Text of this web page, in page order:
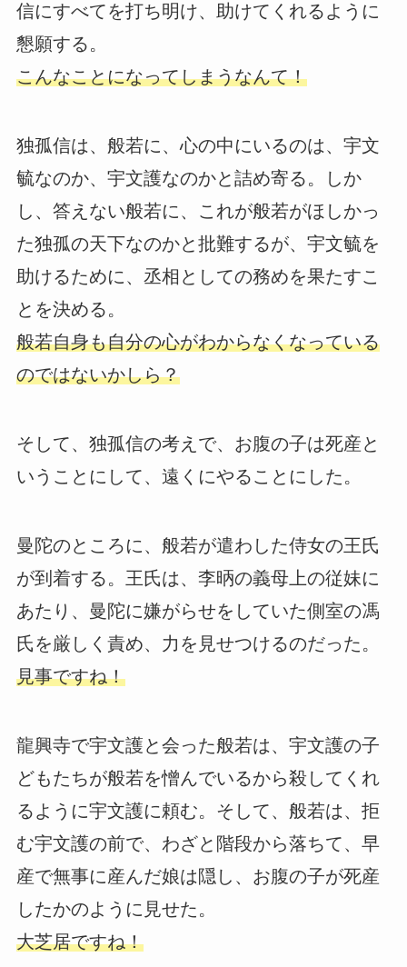
信にすべてを打ち明け、助けてくれるように
懇願する。
こんなことになってしまうなんて！
独孤信は、般若に、心の中にいるのは、宇文
毓なのか、宇文護なのかと詰め寄る。しか
し、答えない般若に、これが般若がほしかっ
た独孤の天下なのかと批難するが、宇文毓を
助けるために、丞相としての務めを果たすこ
とを決める。
般若自身も自分の心がわからなくなっている
のではないかしら？
そして、独孤信の考えで、お腹の子は死産と
いうことにして、遠くにやることにした。
曼陀のところに、般若が遣わした侍女の王氏
が到着する。王氏は、李昞の義母上の従妹に
あたり、曼陀に嫌がらせをしていた側室の馮
氏を厳しく責め、力を見せつけるのだった。
見事ですね！
龍興寺で宇文護と会った般若は、宇文護の子
どもたちが般若を憎んでいるから殺してくれ
るように宇文護に頼む。そして、般若は、拒
む宇文護の前で、わざと階段から落ちて、早
産で無事に産んだ娘は隠し、お腹の子が死産
したかのように見せた。
大芝居ですね！